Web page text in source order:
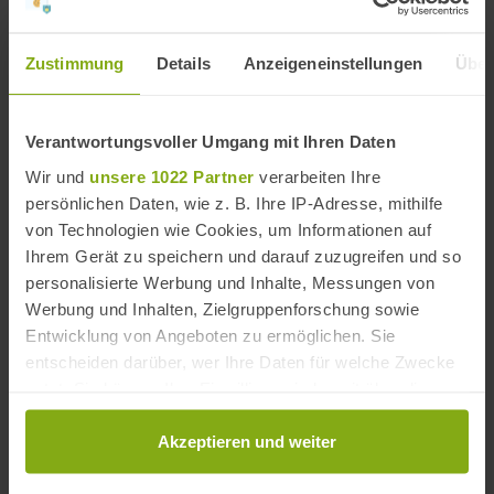
Zustimmung Details Anzeigeneinstellungen
Verantwortungsvoller Umgang mit Ihren Daten
Wir und unsere 1022 Partner verarbeiten Ihre
persönlichen Daten, wie z. B. Ihre IP-Adresse, mithilfe
von Technologien wie Cookies, um Informationen auf
Ihrem Gerät zu speichern und darauf zuzugreifen und so
personalisierte Werbung und Inhalte, Messungen von
Werbung und Inhalten, Zielgruppenforschung sowie
Entwicklung von Angeboten zu ermöglichen. Sie
entscheiden darüber, wer Ihre Daten für welche Zwecke
Cookie-Erklärung oder durch Klicken auf das Privacy
Trigger Symbol ändern oder widerrufen
Akzeptieren und weiter
Sherry Bodega Lustau in Jerez